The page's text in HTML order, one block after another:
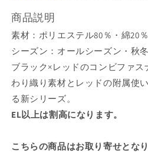
く
商品説明
素材：ポリエステル80％・綿20％
シーズン：オールシーズン・秋冬
ブラック×レッドのコンビファ
わり織り素材とレッドの附属使
る新シリーズ。
EL以上は割高になります。
こちらの商品はお取り寄せとな